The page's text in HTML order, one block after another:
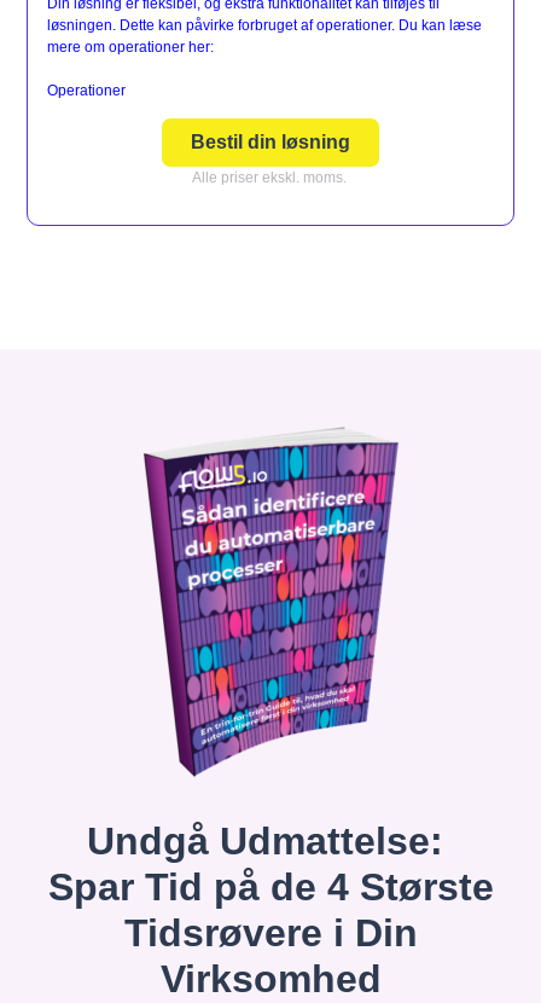
løsningen. Dette kan påvirke forbruget af operationer. Du kan læse
mere om operationer her:
Operationer
Bestil din løsning
Alle priser ekskl. moms.
Undgå Udmattelse:
Spar Tid på de 4 Største
Tidsrøvere i Din
Virksomhed